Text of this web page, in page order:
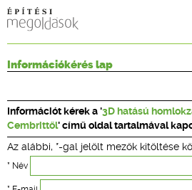
CPR
ÉPÍTÉSI JOG
ONLINE
Információkérés lap
Információt kérek a '3D hatású
Cembrittől' című oldal tartalmával
Az alábbi, *-gal jelölt mezők kitöltése
* Név